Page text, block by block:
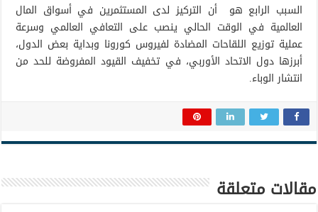
السبب الرابع هو أن التركيز لدى المستثمرين في أسواق المال
العالمية في الوقت الحالي ينصب على التعافي العالمي وسرعة
عملية توزيع اللقاحات المضادة لفيروس كورونا وبداية بعض الدول،
أبرزها دول الاتحاد الأوربي، في تخفيف القيود المفروضة للحد من
انتشار الوباء.
مقالات متعلقة